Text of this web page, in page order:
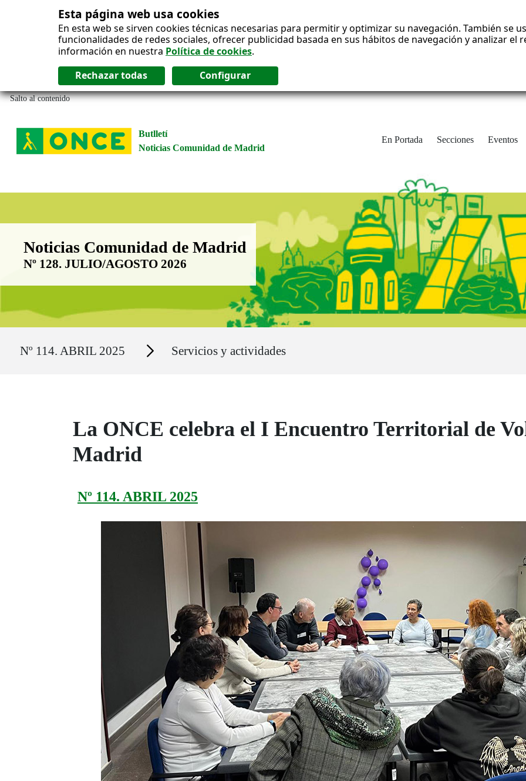
Esta página web usa cookies
En esta web se sirven cookies técnicas necesarias para permitir y optimizar su navegación. También se
funcionalidades de redes sociales, ofrecer publicidad basada en sus hábitos de navegación y analizar
información en nuestra Política de cookies.
Salto al contenido
Butlletí
Noticias Comunidad de Madrid
En Portada Secciones Eventos
Boletín Noticias Comunidad de Madrid
Noticias Comunidad de Madrid
Nº 128. JULIO/AGOSTO 2026
Nº 114. ABRIL 2025 Secciones Servicios y actividades
La ONCE celebra el I Encuentro Territorial de
Madrid
Nº 114. ABRIL 2025